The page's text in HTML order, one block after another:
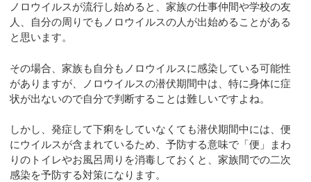
ノロウイルスが流行し始めると、家族の仕事仲間や学校の友
人、自分の周りでもノロウイルスの人が出始めることがある
と思います。
その場合、家族も自分もノロウイルスに感染している可能性
がありますが、ノロウイルスの潜伏期間中は、特に身体に症
状が出ないので自分で判断することは難しいですよね。
しかし、発症して下痢をしていなくても潜伏期間中には、便
にウイルスが含まれているため、予防する意味で「便」まわ
りのトイレやお風呂周りを消毒しておくと、家族間での二次
感染を予防する対策になります。